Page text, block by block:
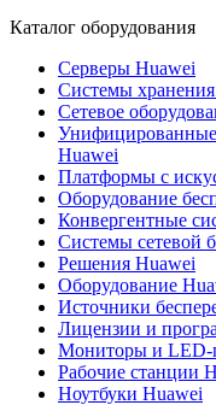
Каталог оборудования
Серверы Huawei
Системы
Сетевое
Унифицированные
Huawei
Платформы с
Оборудование
Конвергентные
Системы сетевой
Решения Huawei
Оборудование
Источники
Лицензии и
Мониторы и LED-
Рабочие станции
Ноутбуки Huawei